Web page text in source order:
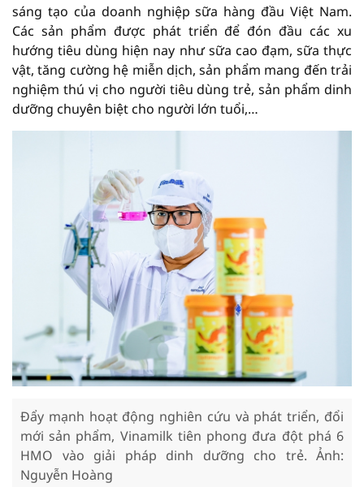
sáng tạo của doanh nghiệp sữa hàng đầu Việt Nam.
Các sản phẩm được phát triển để đón đầu các xu
hướng tiêu dùng hiện nay như sữa cao đạm, sữa thực
vật, tăng cường hệ miễn dịch, sản phẩm mang đến trải
nghiệm thú vị cho người tiêu dùng trẻ, sản phẩm dinh
dưỡng chuyên biệt cho người lớn tuổi,…
Đẩy mạnh hoạt động nghiên cứu và phát triển, đổi
mới sản phẩm, Vinamilk tiên phong đưa đột phá 6
HMO vào giải pháp dinh dưỡng cho trẻ. Ảnh:
Nguyễn Hoàng